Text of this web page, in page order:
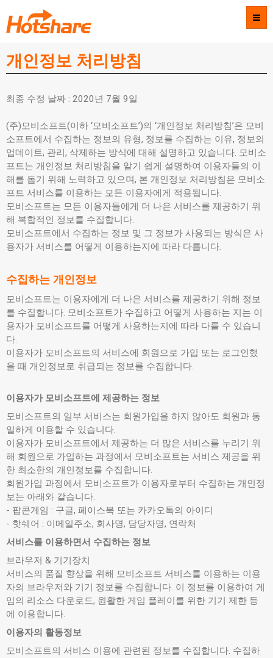
Games
Partners
Contact
Login
개인정보 처리방침
최종 수정 날짜 : 2020년 7월 9일
(주)모비소프트(이하 ‘모비소프트’)의 ‘개인정보 처리방침’은 모비
소프트에서 수집하는 정보의 유형, 정보를 수집하는 이유, 정보의
업데이트, 관리, 삭제하는 방식에 대해 설명하고 있습니다. 모비소
프트는 개인정보 처리방침을 알기 쉽게 설명하여 이용자들의 이
해를 돕기 위해 노력하고 있으며, 본 개인정보 처리방침은 모비소
프트 서비스를 이용하는 모든 이용자에게 적용됩니다.
모비소프트는 모든 이용자들에게 더 나은 서비스를 제공하기 위
해 복합적인 정보를 수집합니다.
모비소프트에서 수집하는 정보 및 그 정보가 사용되는 방식은 사
용자가 서비스를 어떻게 이용하는지에 따라 다릅니다.
수집하는 개인정보
모비소프트는 이용자에게 더 나은 서비스를 제공하기 위해 정보
를 수집합니다. 모비소프트가 수집하고 어떻게 사용하는 지는 이
용자가 모비소프트를 어떻게 사용하는지에 따라 다를 수 있습니
다.
이용자가 모비소프트의 서비스에 회원으로 가입 또는 로그인했
을 때 개인정보로 취급되는 정보를 수집합니다.
이용자가 모비소프트에 제공하는 정보
모비소프트의 일부 서비스는 회원가입을 하지 않아도 회원과 동
일하게 이용할 수 있습니다.
이용자가 모비소프트에서 제공하는 더 많은 서비스를 누리기 위
해 회원으로 가입하는 과정에서 모비소프트는 서비스 제공을 위
한 최소한의 개인정보를 수집합니다.
회원가입 과정에서 모비소프트가 이용자로부터 수집하는 개인정
보는 아래와 같습니다.
- 팝콘게임 : 구글, 페이스북 또는 카카오톡의 아이디
- 핫쉐어 : 이메일주소, 회사명, 담당자명, 연락처
서비스를 이용하면서 수집하는 정보
브라우저 & 기기장치
서비스의 품질 향상을 위해 모비소프트 서비스를 이용하는 이용
자의 브라우저와 기기 정보를 수집합니다. 이 정보를 이용하여 게
임의 리소스 다운로드, 원활한 게임 플레이를 위한 기기 제한 등
에 이용합니다.
이용자의 활동정보
모비소프트의 서비스 이용에 관련된 정보를 수집합니다. 수집하